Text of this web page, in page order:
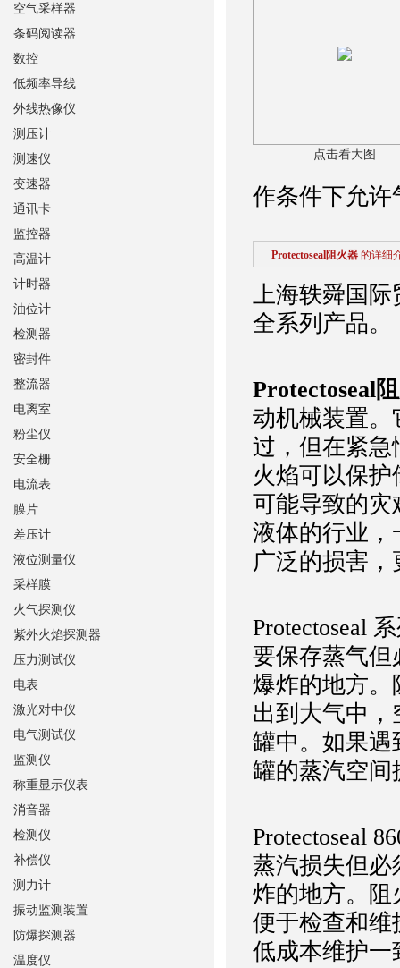
点击看大图
作条件下允许
Protectoseal阻火器 的详细
上海轶舜国际
全系列产品。
Protectoseal
动机械装置。
过，但在紧急
火焰可以保
可能导致的灾
液体的行业，
广泛的损害
Protectoseal
要保存蒸气但
爆炸的地方。
出到大气中
罐中。如果遇
罐的蒸汽空间
Protectoseal
蒸汽损失但必
炸的地方。阻
便于检查和维
低成本维护一
空气采样器
条码阅读器
数控
低频率导线
外线热像仪
测压计
测速仪
变速器
通讯卡
监控器
高温计
计时器
油位计
检测器
密封件
整流器
电离室
粉尘仪
安全栅
电流表
膜片
差压计
液位测量仪
采样膜
火气探测仪
紫外火焰探测器
压力测试仪
电表
激光对中仪
电气测试仪
监测仪
称重显示仪表
消音器
检测仪
补偿仪
测力计
振动监测装置
防爆探测器
温度仪